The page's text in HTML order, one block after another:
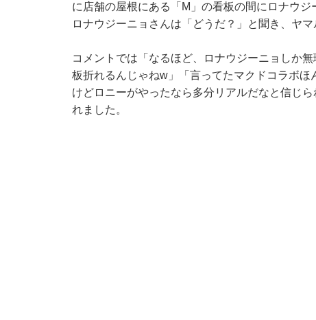
に店舗の屋根にある「M」の看板の間にロナウ
ロナウジーニョさんは「どうだ？」と聞き、ヤ
コメントでは「なるほど、ロナウジーニョしか
板折れるんじゃねw」「言ってたマクドコラボ
けどロニーがやったなら多分リアルだなと信じ
れました。